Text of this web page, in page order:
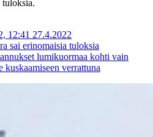
tuloksia.
12:41 27.4.2022
sai erinomaisia tuloksia
lumikuormaa kohti vain
kuskaamiseen verrattuna